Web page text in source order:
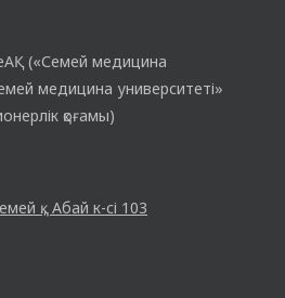
(«Семей медицина
медицина университеті»
қоғамы)
қ., Абай к-сі 103